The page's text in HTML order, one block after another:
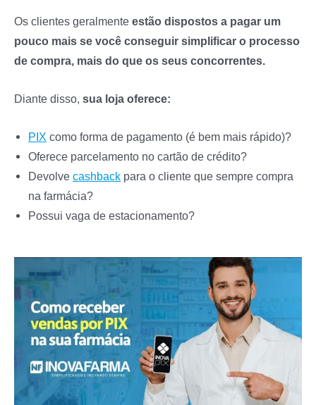
Os clientes geralmente estão dispostos a pagar um
pouco mais se você conseguir simplificar o processo
de compra, mais do que os seus concorrentes.
Diante disso, sua loja oferece:
PIX como forma de pagamento (é bem mais rápido)?
Oferece parcelamento no cartão de crédito?
Devolve cashback para o cliente que sempre compra
na farmácia?
Possui vaga de estacionamento?